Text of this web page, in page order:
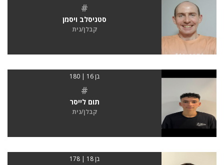
#
סטניסלב ויסמן
קבלן/נית
בן 16 | 180
#
תום לייסר
קבלן/נית
בן 18 | 178